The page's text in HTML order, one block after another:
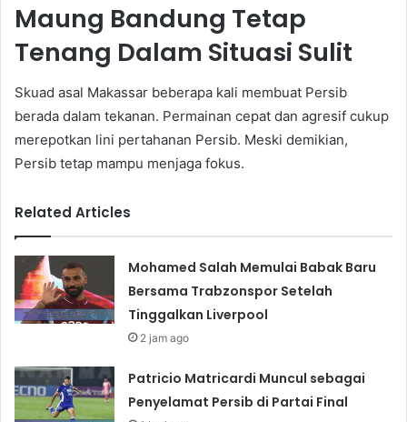
Maung Bandung Tetap
Tenang Dalam Situasi Sulit
Skuad asal Makassar beberapa kali membuat Persib
berada dalam tekanan. Permainan cepat dan agresif cukup
merepotkan lini pertahanan Persib. Meski demikian,
Persib tetap mampu menjaga fokus.
Related Articles
Mohamed Salah Memulai Babak Baru
Bersama Trabzonspor Setelah
Tinggalkan Liverpool
2 jam ago
Patricio Matricardi Muncul sebagai
Penyelamat Persib di Partai Final